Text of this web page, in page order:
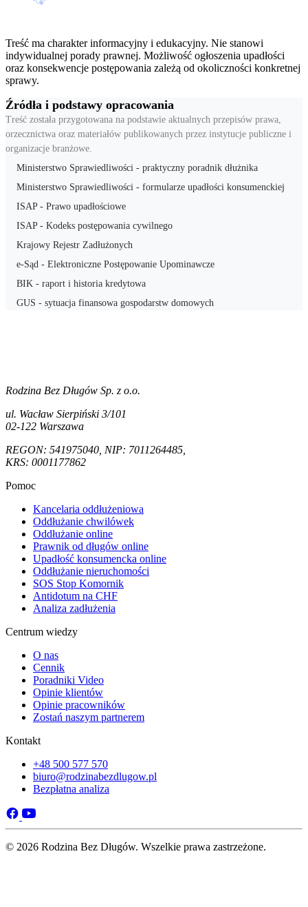
Treść ma charakter informacyjny i edukacyjny. Nie stanowi
indywidualnej porady prawnej. Możliwość ogłoszenia upadłości
oraz konsekwencje postępowania zależą od okoliczności konkretnej
sprawy.
Źródła i podstawy opracowania
Treść została przygotowana na podstawie aktualnych przepisów prawa,
orzecznictwa oraz materiałów publikowanych przez instytucje publiczne i
organizacje branżowe.
Ministerstwo Sprawiedliwości - praktyczny poradnik dłużnika
Ministerstwo Sprawiedliwości - formularze upadłości konsumenckiej
ISAP - Prawo upadłościowe
ISAP - Kodeks postępowania cywilnego
Krajowy Rejestr Zadłużonych
e-Sąd - Elektroniczne Postępowanie Upominawcze
BIK - raport i historia kredytowa
GUS - sytuacja finansowa gospodarstw domowych
Rodzina Bez Długów Sp. z o.o.
ul. Wacław Sierpiński 3/101
02-122 Warszawa
REGON: 541975040, NIP: 7011264485,
KRS: 0001177862
Pomoc
Kancelaria oddłużeniowa
Oddłużanie chwilówek
Oddłużanie online
Prawnik od długów online
Upadłość konsumencka online
Oddłużanie nieruchomości
SOS Stop Komornik
Antidotum na CHF
Analiza zadłużenia
Centrum wiedzy
O nas
Cennik
Poradniki Video
Opinie klientów
Opinie pracowników
Zostań naszym partnerem
Kontakt
+48 500 577 570
biuro@rodzinabezdlugow.pl
Bezpłatna analiza
© 2026 Rodzina Bez Długów. Wszelkie prawa zastrzeżone.